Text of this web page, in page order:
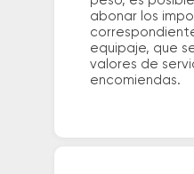
abonar los
equipaje, que
valores de
encomiendas.